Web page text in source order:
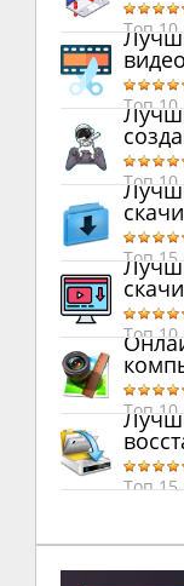
Топ
видео
Топ
Топ
Топ
Топ
Топ
Топ 15